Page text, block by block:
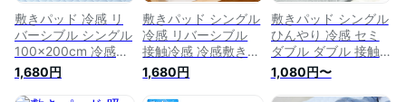
敷きパッド 冷感 リ
バーシブル シングル
100×200cm 冷感敷
きパッド 防ダニ 抗
菌防臭 洗える 丸洗
1,680円
敷きパッド シングル
冷感 リバーシブル
接触冷感 冷感敷きパ
ッド ひんやりマット
冷感マット 冷感パッ
1,680円
敷きパッド シングル
ひんやり 冷感 セミ
ダブル ダブル 接触
冷感 吸放湿 抗菌防
臭 超速乾 夏 夏用 冷
1,080円〜